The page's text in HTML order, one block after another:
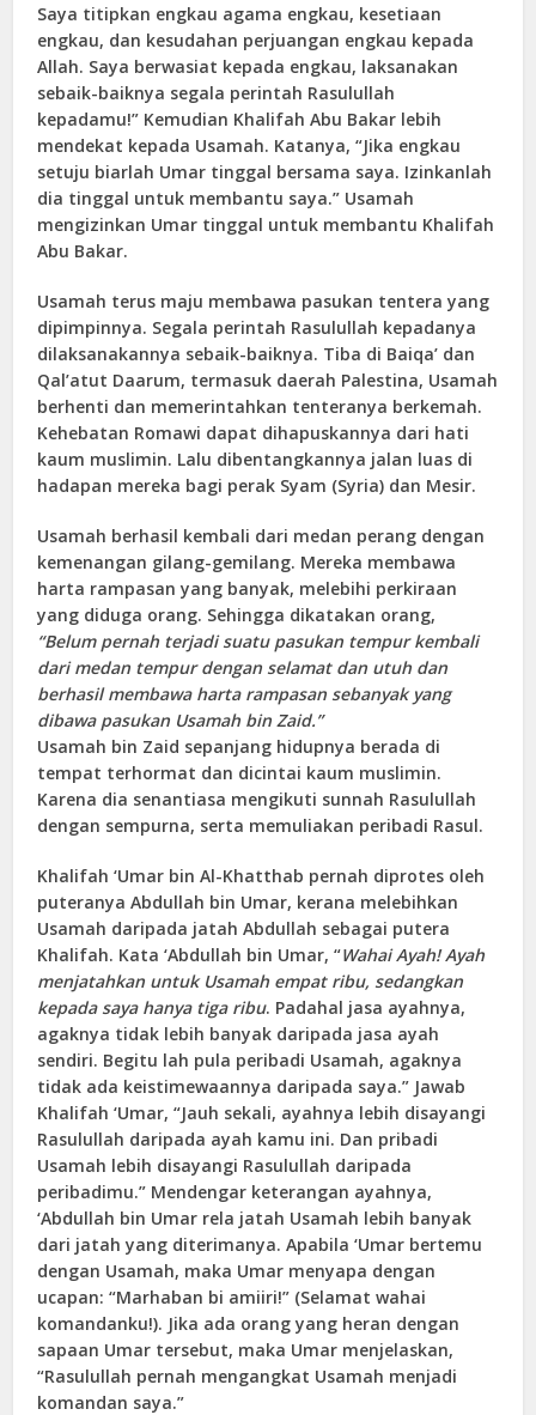
Saya titipkan engkau agama engkau, kesetiaan
engkau, dan kesudahan perjuangan engkau kepada
Allah. Saya berwasiat kepada engkau, laksanakan
sebaik-baiknya segala perintah Rasulullah
kepadamu!” Kemudian Khalifah Abu Bakar lebih
mendekat kepada Usamah. Katanya, “Jika engkau
setuju biarlah Umar tinggal bersama saya. Izinkanlah
dia tinggal untuk membantu saya.” Usamah
mengizinkan Umar tinggal untuk membantu Khalifah
Abu Bakar.
Usamah terus maju membawa pasukan tentera yang
dipimpinnya. Segala perintah Rasulullah kepadanya
dilaksanakannya sebaik-baiknya. Tiba di Baiqa’ dan
Qal’atut Daarum, termasuk daerah Palestina, Usamah
berhenti dan memerintahkan tenteranya berkemah.
Kehebatan Romawi dapat dihapuskannya dari hati
kaum muslimin. Lalu dibentangkannya jalan luas di
hadapan mereka bagi perak Syam (Syria) dan Mesir.
Usamah berhasil kembali dari medan perang dengan
kemenangan gilang-gemilang. Mereka membawa
harta rampasan yang banyak, melebihi perkiraan
yang diduga orang. Sehingga dikatakan orang,
“Belum pernah terjadi suatu pasukan tempur kembali
dari medan tempur dengan selamat dan utuh dan
berhasil membawa harta rampasan sebanyak yang
dibawa pasukan Usamah bin Zaid.”
Usamah bin Zaid sepanjang hidupnya berada di
tempat terhormat dan dicintai kaum muslimin.
Karena dia senantiasa mengikuti sunnah Rasulullah
dengan sempurna, serta memuliakan peribadi Rasul.
Khalifah ‘Umar bin Al-Khatthab pernah diprotes oleh
puteranya Abdullah bin Umar, kerana melebihkan
Usamah daripada jatah Abdullah sebagai putera
Khalifah. Kata ‘Abdullah bin Umar, “Wahai Ayah! Ayah
menjatahkan untuk Usamah empat ribu, sedangkan
kepada saya hanya tiga ribu. Padahal jasa ayahnya,
agaknya tidak lebih banyak daripada jasa ayah
sendiri. Begitu lah pula peribadi Usamah, agaknya
tidak ada keistimewaannya daripada saya.” Jawab
Khalifah ‘Umar, “Jauh sekali, ayahnya lebih disayangi
Rasulullah daripada ayah kamu ini. Dan pribadi
Usamah lebih disayangi Rasulullah daripada
peribadimu.” Mendengar keterangan ayahnya,
‘Abdullah bin Umar rela jatah Usamah lebih banyak
dari jatah yang diterimanya. Apabila ‘Umar bertemu
dengan Usamah, maka Umar menyapa dengan
ucapan: “Marhaban bi amiiri!” (Selamat wahai
komandanku!). Jika ada orang yang heran dengan
sapaan Umar tersebut, maka Umar menjelaskan,
“Rasulullah pernah mengangkat Usamah menjadi
komandan saya.”